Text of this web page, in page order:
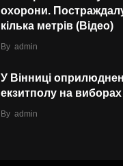
охорони.
кілька метрів (Відео)
By admin
У Вінниці
екзитполу на виборах
By admin